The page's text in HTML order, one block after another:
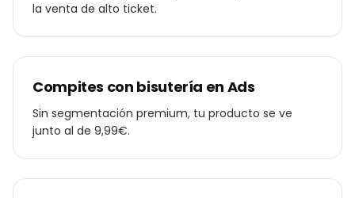
la venta de alto ticket.
Compites con bisutería en Ads
Sin segmentación premium, tu producto se ve
junto al de 9,99€.